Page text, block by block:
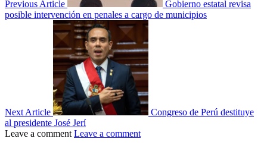
Previous Article
Gobierno estatal revisa
posible intervención en penales a cargo de municipios
Next Article
Congreso de Perú destituye
al presidente José Jerí
Leave a comment Leave a comment